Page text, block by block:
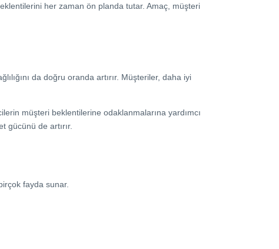
her zaman ön planda tutar. Amaç, müşteri
da doğru oranda artırır. Müşteriler, daha iyi
müşteri beklentilerine odaklanmalarına yardımcı
gücünü de artırır.
fayda sunar.